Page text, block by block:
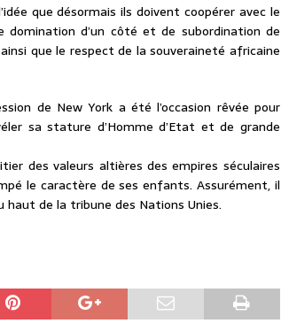
que désormais ils doivent coopérer avec le
domination d’un côté et de subordination de
que le respect de la souveraineté africaine
de New York a été l’occasion rêvée pour
sa stature d’Homme d’Etat et de grande
des valeurs altières des empires séculaires
le caractère de ses enfants. Assurément, il
de la tribune des Nations Unies.